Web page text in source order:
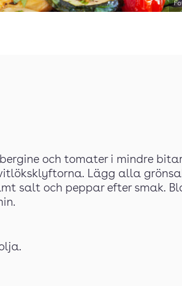
och tomater i mindre
Lägg alla
salt och peppar efter smak.